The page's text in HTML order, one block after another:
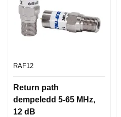
RAF12
Return path
dempeledd 5-65 MHz,
12 dB